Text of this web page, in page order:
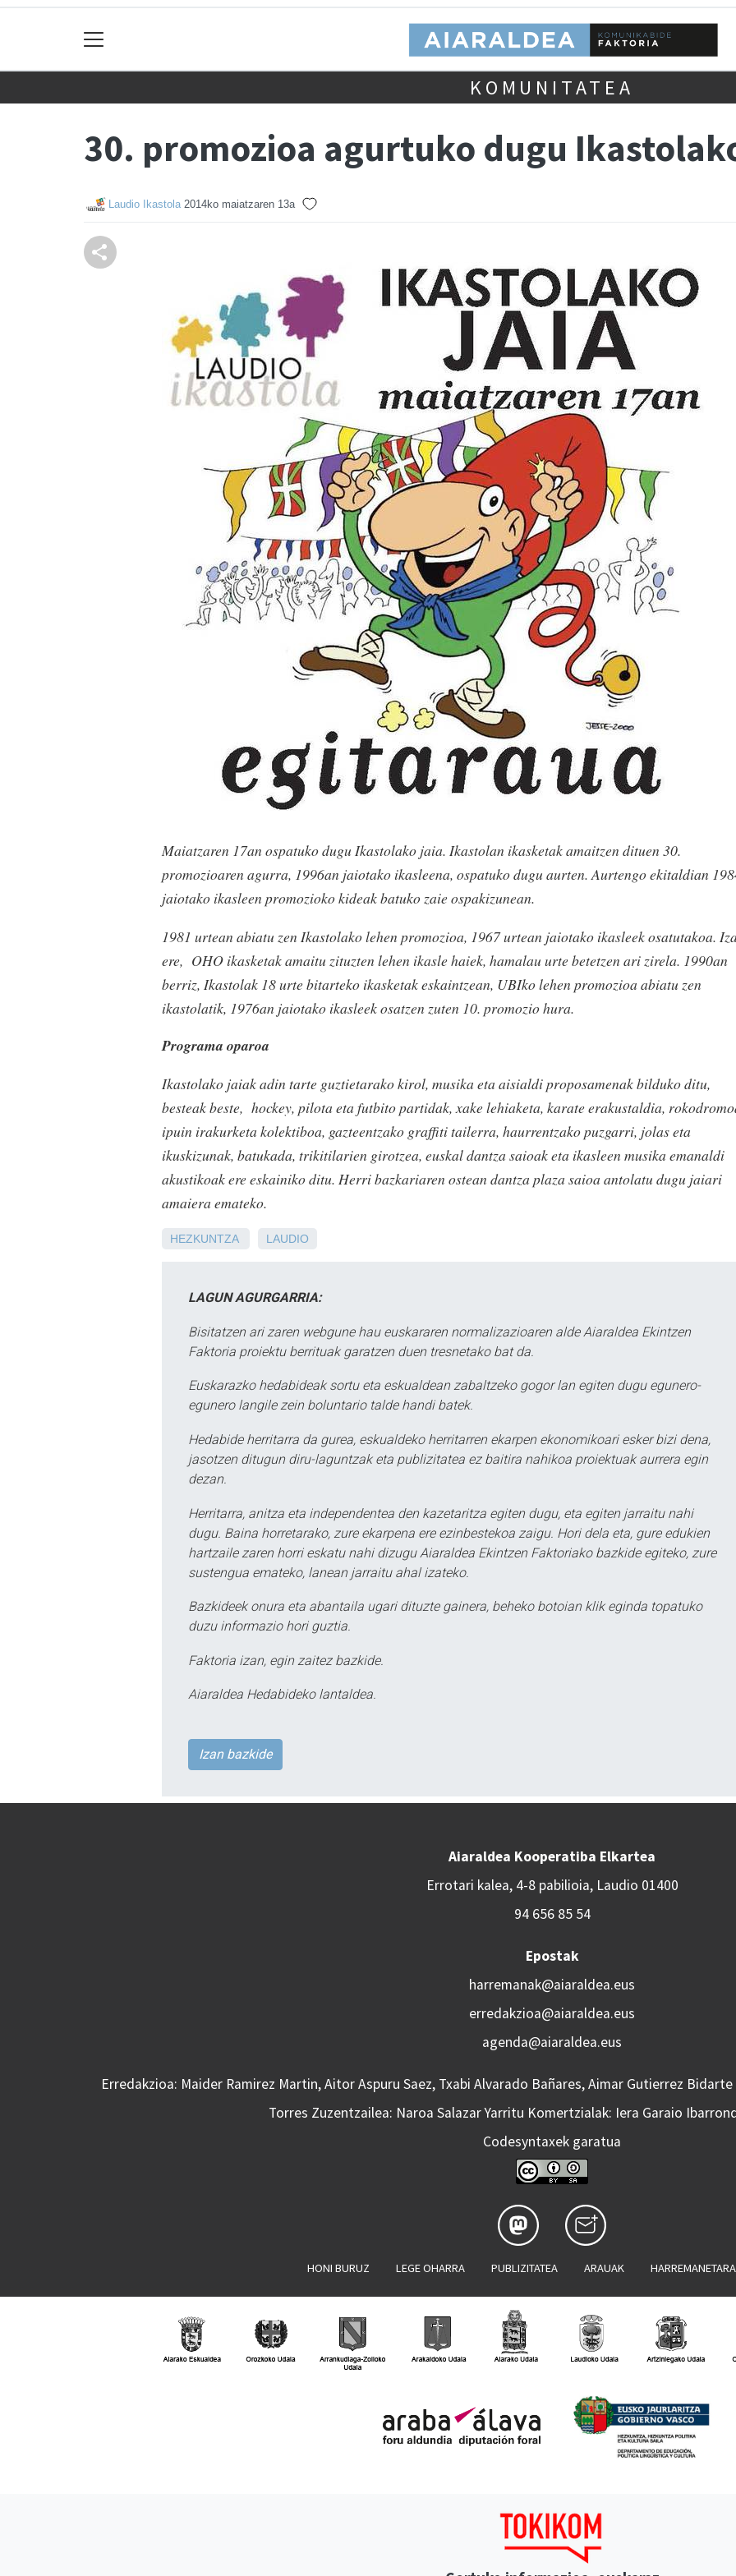
KOMUNITATEA
30. promozioa agurtuko dugu
Laudio Ikastola 2014ko maiatzaren 13a
Maiatzaren 17an ospatuko dugu Ikastolako jaia. Ikastolan ikasketak amaitzen dituen 30.
promozioaren agurra, 1996an jaiotako ikasleena, ospatuko dugu aurten. Aurtengo ekitaldian
jaiotako ikasleen promozioko kideak batuko zaie ospakizunean.
1981 urtean abiatu zen Ikastolako lehen promozioa, 1967 urtean jaiotako ikasleek osatutakoa.
ere, OHO ikasketak amaitu zituzten lehen ikasle haiek, hamalau urte betetzen ari zirela. 1990an
berriz, Ikastolak 18 urte bitarteko ikasketak eskaintzean, UBIko lehen promozioa abiatu zen
ikastolatik, 1976an jaiotako ikasleek osatzen zuten 10. promozio hura.
Programa oparoa
Ikastolako jaiak adin tarte guztietarako kirol, musika eta aisialdi proposamenak bilduko ditu,
besteak beste, hockey, pilota eta futbito partidak, xake lehiaketa, karate erakustaldia,
ipuin irakurketa kolektiboa, gazteentzako graffiti tailerra, haurrentzako puzgarri, jolas eta
ikuskizunak, batukada, trikitilarien girotzea, euskal dantza saioak eta ikasleen musika emanaldi
akustikoak ere eskainiko ditu. Herri bazkariaren ostean dantza plaza saioa antolatu dugu jaiari
amaiera emateko.
HEZKUNTZA LAUDIO
LAGUN AGURGARRIA:
Bisitatzen ari zaren webgune hau euskararen normalizazioaren alde Aiaraldea Ekintzen
Faktoria proiektu berrituak garatzen duen tresnetako bat da.
Euskarazko hedabideak sortu eta eskualdean zabaltzeko gogor lan egiten dugu egunero-
egunero langile zein boluntario talde handi batek.
Hedabide herritarra da gurea, eskualdeko herritarren ekarpen ekonomikoari esker bizi dena,
jasotzen ditugun diru-laguntzak eta publizitatea ez baitira nahikoa proiektuak aurrera egin
dezan.
Herritarra, anitza eta independentea den kazetaritza egiten dugu, eta egiten jarraitu nahi
dugu. Baina horretarako, zure ekarpena ere ezinbestekoa zaigu. Hori dela eta, gure edukien
hartzaile zaren horri eskatu nahi dizugu Aiaraldea Ekintzen Faktoriako bazkide egiteko, zure
sustengua emateko, lanean jarraitu ahal izateko.
Bazkideek onura eta abantaila ugari dituzte gainera, beheko botoian klik eginda topatuko
duzu informazio hori guztia.
Faktoria izan, egin zaitez bazkide.
Aiaraldea Hedabideko lantaldea.
Izan bazkide
Aiaraldea Kooperatiba Elkartea
Errotari kalea, 4-8 pabilioia, Laudio 01400
94 656 85 54
Epostak
harremanak@aiaraldea.eus
erredakzioa@aiaraldea.eus
agenda@aiaraldea.eus
Erredakzioa: Maider Ramirez Martin, Aitor Aspuru Saez, Txabi Alvarado Bañares, Aimar Gutierrez
Torres Zuzentzailea: Naroa Salazar Yarritu Komertzialak: Iera Garaio
Codesyntaxek garatua
HONI BURUZ LEGE OHARRA PUBLIZITATEA ARAUAK